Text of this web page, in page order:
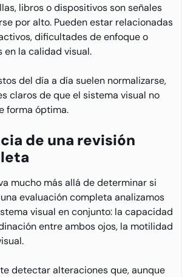
libros o dispositivos son señales
por alto. Pueden estar relacionadas
dificultades de enfoque o
en la calidad visual.
del día a día suelen normalizarse,
claros de que el sistema visual no
forma óptima.
de una revisión
mucho más allá de determinar si
evaluación completa analizamos
visual en conjunto: la capacidad
entre ambos ojos, la motilidad
detectar alteraciones que, aunque